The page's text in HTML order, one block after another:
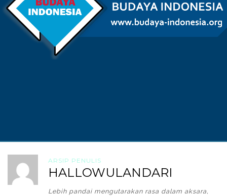
ARSIP PENULIS
HALLOWULANDARI
Lebih pandai mengutarakan rasa dalam aksara,